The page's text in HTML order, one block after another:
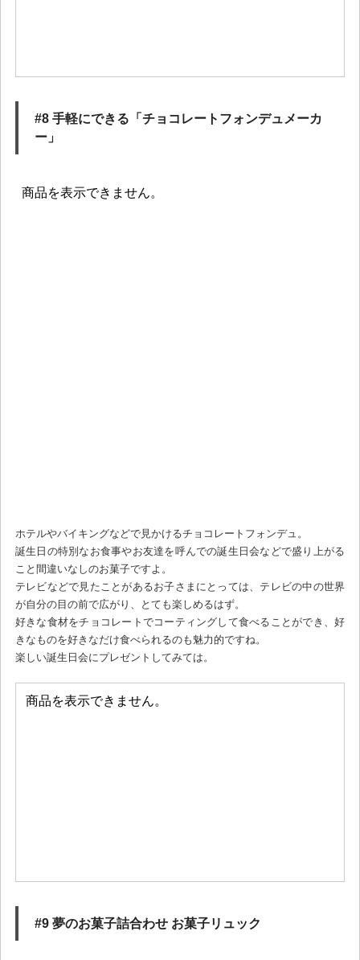
#8 手軽にできる「チョコレートフォンデュメーカ
ー」
ホテルやバイキングなどで見かけるチョコレートフォンデュ。
誕生日の特別なお食事やお友達を呼んでの誕生日会などで盛り上がる
こと間違いなしのお菓子ですよ。
テレビなどで見たことがあるお子さまにとっては、テレビの中の世界
が自分の目の前で広がり、とても楽しめるはず。
好きな食材をチョコレートでコーティングして食べることができ、好
きなものを好きなだけ食べられるのも魅力的ですね。
楽しい誕生日会にプレゼントしてみては。
#9 夢のお菓子詰合わせ お菓子リュック